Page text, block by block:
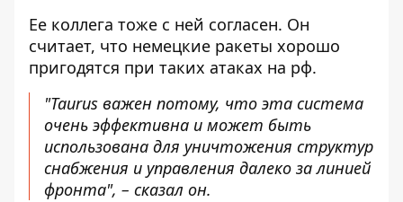
Ее коллега тоже с ней согласен. Он
считает, что немецкие ракеты хорошо
пригодятся при таких атаках на рф.
"Taurus важен потому, что эта система
очень эффективна и может быть
использована для уничтожения структур
снабжения и управления далеко за линией
фронта", – сказал он.